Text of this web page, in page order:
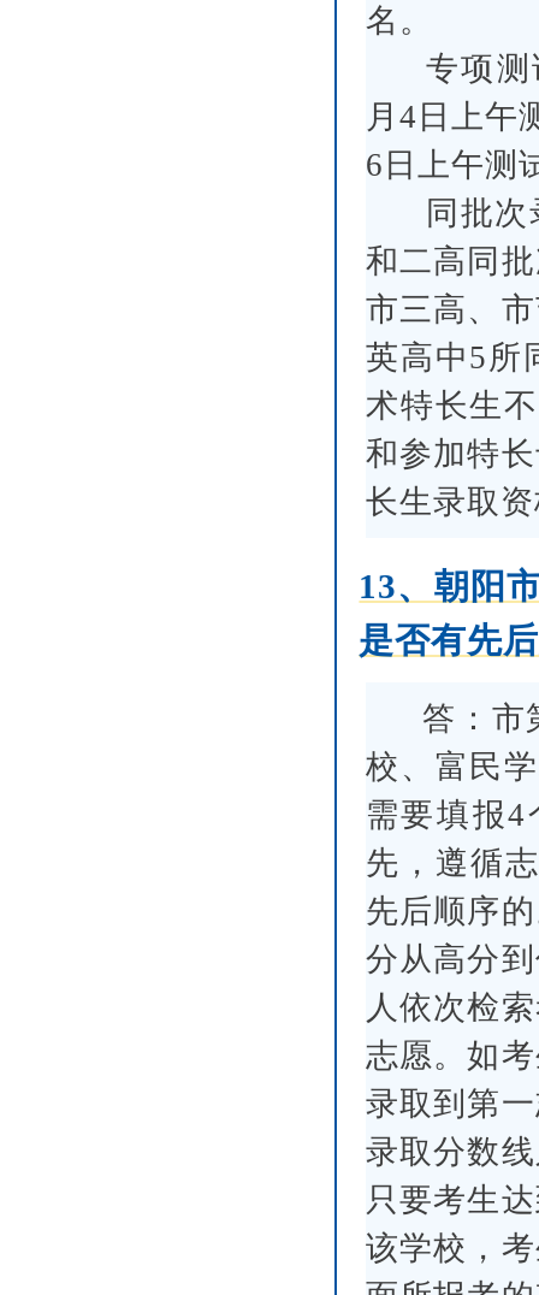
名。
专项
月4日上午
6日上午测
同批
和二高同
市三高、
英高中5所
术特长生
和参加特
长生录取
13、朝阳
是否有先
答：市
校、富民
需要填报
先，遵循
先后顺序
分从高分
人依次检
志愿。如
录取到第
录取分数
只要考生
该学校，